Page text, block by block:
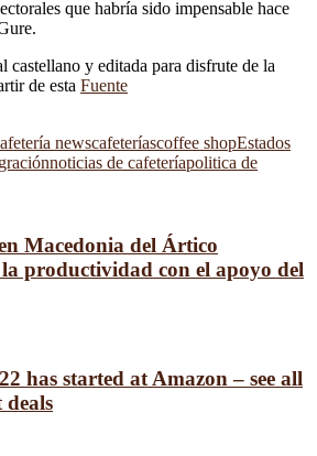
que habría sido impensable hace
castellano y editada para disfrute de la
de esta Fuente
newscafeteríascoffee shopEstados
noticias de cafeteríapolitica de
Macedonia del Ártico
productividad con el apoyo del
has started at Amazon – see all
deals